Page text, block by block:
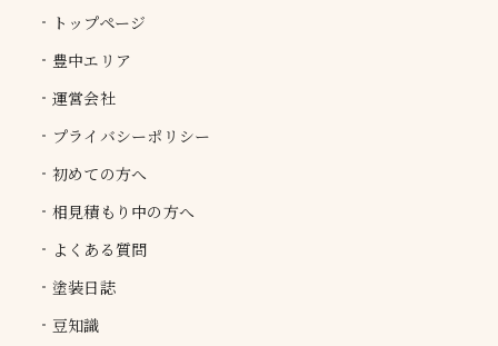
トップページ
豊中エリア
運営会社
プライバシーポリシー
初めての方へ
相見積もり中の方へ
よくある質問
塗装日誌
豆知識